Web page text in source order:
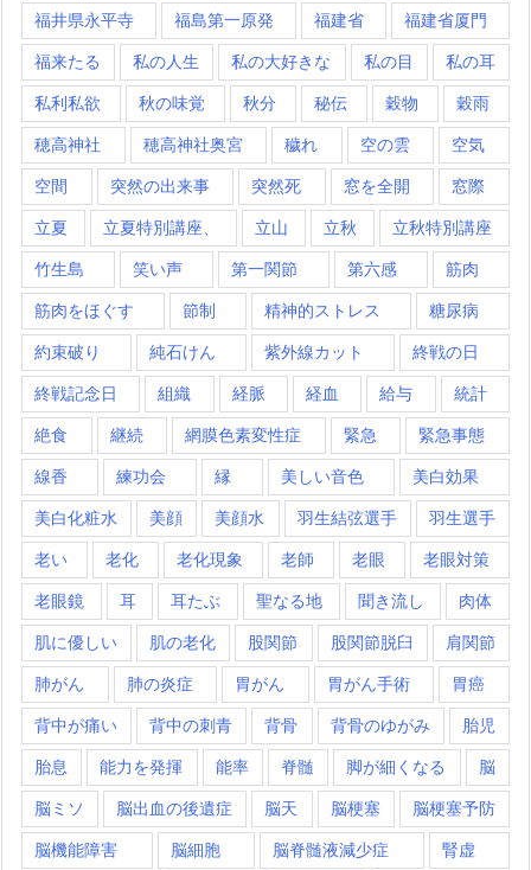
福井県永平寺 福島第一原発 福建省 福建省厦門
福来たる 私の人生 私の大好きな 私の目 私の耳
私利私欲 秋の味覚 秋分 秘伝 穀物 穀雨
穂高神社 穂高神社奥宮 穢れ 空の雲 空気
空間 突然の出来事 突然死 窓を全開 窓際
立夏 立夏特別講座、 立山 立秋 立秋特別講座
竹生島 笑い声 第一関節 第六感 筋肉
筋肉をほぐす 節制 精神的ストレス 糖尿病
約束破り 純石けん 紫外線カット 終戦の日
終戦記念日 組織 経脈 経血 給与 統計
絶食 継続 網膜色素変性症 緊急 緊急事態
線香 練功会 縁 美しい音色 美白効果
美白化粧水 美顔 美顔水 羽生結弦選手 羽生選手
老い 老化 老化現象 老師 老眼 老眼対策
老眼鏡 耳 耳たぶ 聖なる地 聞き流し 肉体
肌に優しい 肌の老化 股関節 股関節脱臼 肩関節
肺がん 肺の炎症 胃がん 胃がん手術 胃癌
背中が痛い 背中の刺青 背骨 背骨のゆがみ 胎児
胎息 能力を発揮 能率 脊髄 脚が細くなる 脳
脳ミソ 脳出血の後遺症 脳天 脳梗塞 脳梗塞予防
脳機能障害 脳細胞 脳脊髄液減少症 腎虚